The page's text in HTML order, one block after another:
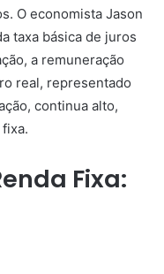
O economista Jason
taxa básica de juros
a remuneração
real, representado
continua alto,
Fixa: